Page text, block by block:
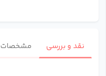
نقد و بررسی مشخصات